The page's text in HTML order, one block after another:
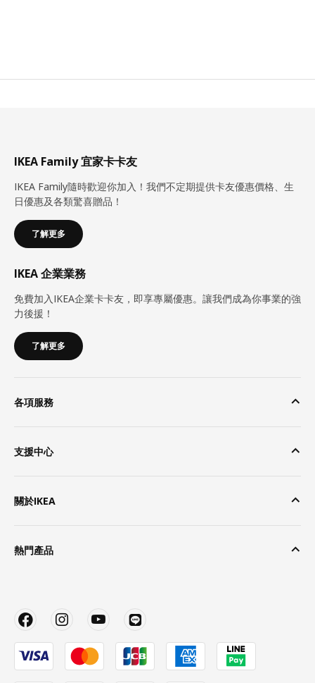
IKEA Family 宜家卡卡友
IKEA Family隨時歡迎你加入！我們不定期提供卡友優惠價格、生
日優惠及各類驚喜贈品！
了解更多
IKEA 企業業務
免費加入IKEA企業卡卡友，即享專屬優惠。讓我們成為你事業的強
力後援！
了解更多
各項服務
支援中心
關於IKEA
熱門產品